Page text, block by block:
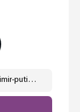
https://ostwest.tv/news/olaf-sholc-i-vladimir-putin-proveli-peregovory/